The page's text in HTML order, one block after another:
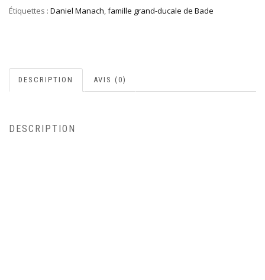
Étiquettes : Daniel Manach,famille grand-ducale de Bade
DESCRIPTION AVIS (0)
DESCRIPTION